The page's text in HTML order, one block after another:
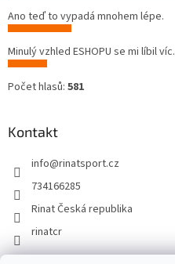
Ano teď to vypadá mnohem lépe.
Minulý vzhled ESHOPU se mi líbil víc.
Počet hlasů: 581
Kontakt
info@rinatsport.cz
734166285
Rinat Česká republika
rinatcr